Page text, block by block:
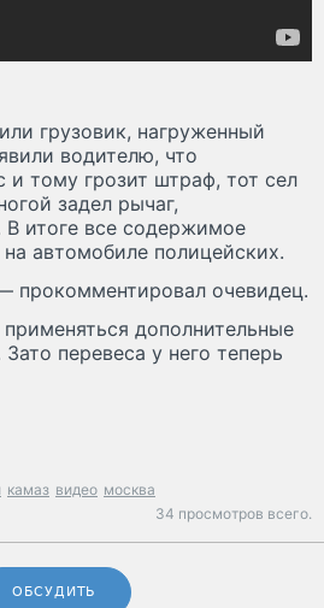
грузовик, нагруженный
водителю, что
и тому грозит штраф, тот сел
задел рычаг,
итоге все содержимое
на автомобиле полицейских.
прокомментировал очевидец.
дополнительные
перевеса у него теперь
камаз видео москва
34 просмотров всего.
ОБСУДИТЬ